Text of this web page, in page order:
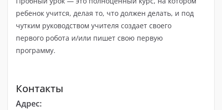
ребенок учится, делая то, что должен делать, и под
чутким руководством учителя создает своего
первого робота и/или пишет свою первую
программу.
Контакты
Адрес: